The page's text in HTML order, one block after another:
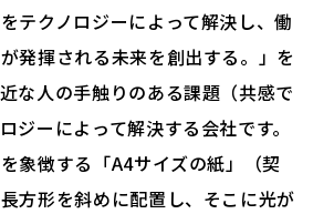
テクノロジーによって解決し、働
発揮される未来を創出する。」を
な人の手触りのある課題（共感で
ジーによって解決する会社です。
象徴する「A4サイズの紙」（契
方形を斜めに配置し、そこに光が